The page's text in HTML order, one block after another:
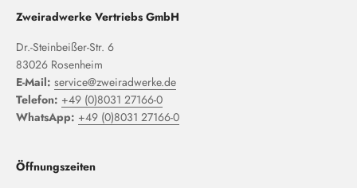
Zweiradwerke Vertriebs GmbH
Dr.-Steinbeißer-Str. 6
83026 Rosenheim
E-Mail: service@zweiradwerke.de
Telefon: +49 (0)8031 27166-0
WhatsApp: +49 (0)8031 27166-0
Öffnungszeiten